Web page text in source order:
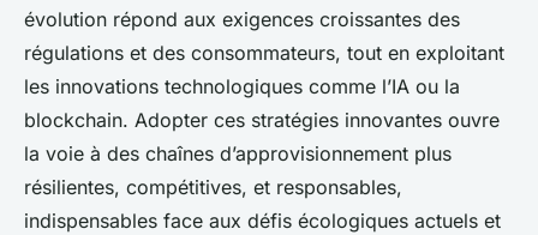
évolution répond aux exigences croissantes des
régulations et des consommateurs, tout en exploitant
les innovations technologiques comme l’IA ou la
blockchain. Adopter ces stratégies innovantes ouvre
la voie à des chaînes d’approvisionnement plus
résilientes, compétitives, et responsables,
indispensables face aux défis écologiques actuels et